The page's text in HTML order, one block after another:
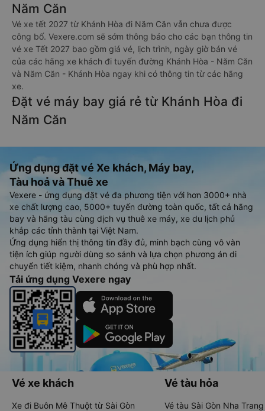
Năm Căn
Vé xe tết 2027 từ Khánh Hòa đi Năm Căn vẫn chưa được
công bố. Vexere.com sẽ sớm thông báo cho các bạn thông tin
vé xe Tết 2027 bao gồm giá vé, lịch trình, ngày giờ bán vé
của các hãng xe khách đi tuyến đường Khánh Hòa - Năm Căn
và Năm Căn - Khánh Hòa ngay khi có thông tin từ các hãng
xe.
Đặt vé máy bay giá rẻ từ Khánh Hòa đi
Năm Căn
Ứng dụng đặt vé Xe khách, Máy bay,
Tàu hoả và Thuê xe
Vexere - ứng dụng đặt vé đa phương tiện với hơn 3000+ nhà
xe chất lượng cao, 5000+ tuyến đường toàn quốc, tất cả hãng
bay và hãng tàu cùng dịch vụ thuê xe máy, xe du lịch phủ
khắp các tỉnh thành tại Việt Nam.
Ứng dụng hiển thị thông tin đầy đủ, minh bạch cùng vô vàn
tiện ích giúp người dùng so sánh và lựa chọn phương án di
chuyển tiết kiệm, nhanh chóng và phù hợp nhất.
Tải ứng dụng Vexere ngay
Vé xe khách
Xe đi Buôn Mê Thuột từ Sài Gòn
Vé tàu hỏa
Vé tàu Sài Gòn Nha Trang